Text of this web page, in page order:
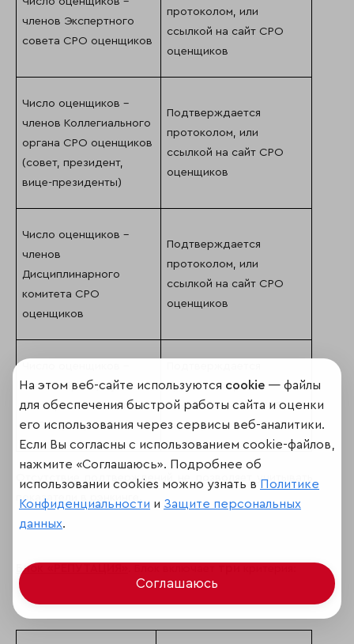
членов Экспертного
совета СРО оценщиков
протоколом, или
ссылкой на сайт СРО
оценщиков
Число оценщиков –
членов Коллегиального
органа СРО оценщиков
(совет, президент,
вице-президенты)
Подтверждается
протоколом, или
ссылкой на сайт СРО
оценщиков
Число оценщиков –
членов
Дисциплинарного
комитета СРО
оценщиков
Подтверждается
протоколом, или
ссылкой на сайт СРО
оценщиков
членов Президиума
Экспертного совета
СРО оценщиков
протоколом, или
ссылкой на сайт СРО
оценщиков
Отсутствие подтверждений не позволяет учитывать
показатели в рэнкинге.
Блок «РЕПУТАЦИЯ»
На этом веб-сайте используются cookie — файлы
для обеспечения быстрой работы сайта и оценки
его использования через сервисы веб-аналитики.
Если Вы согласны с использованием cookie-файлов,
нажмите «Соглашаюсь». Подробнее об
использовании cookies можно узнать в Политике
Конфиденциальности и Защите персональных
данных.
Соглашаюсь